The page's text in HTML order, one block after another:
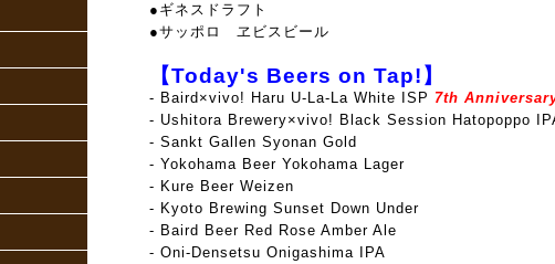
●ギネスドラフト
●サッポロ ヱビスビール
【Today's Beers on Tap!】
- Baird×vivo! Haru U-La-La White ISP 7th
- Ushitora Brewery×vivo! Black Session Hatopoppo
- Sankt Gallen Syonan Gold
- Yokohama Beer Yokohama Lager
- Kure Beer Weizen
- Kyoto Brewing Sunset Down Under
- Baird Beer Red Rose Amber Ale
- Oni-Densetsu Onigashima IPA